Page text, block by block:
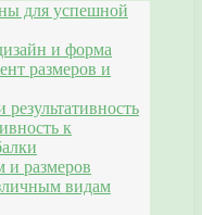
для успешной
и форма
размеров и
к
и размеров
видам